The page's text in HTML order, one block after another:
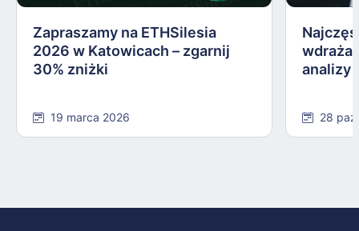
Zapraszamy na ETHSilesia
2026 w Katowicach – zgarnij
30% zniżki
19 marca 2026
analizy
28